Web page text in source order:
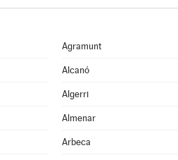
Agramunt
Alcanó
Algerri
Almenar
Arbeca